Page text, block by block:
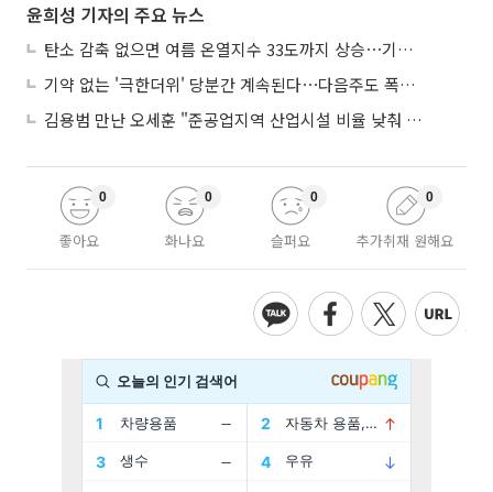
윤희성 기자의 주요 뉴스
탄소 감축 없으면 여름 온열지수 33도까지 상승⋯기상청, 2100년 미래전망
기약 없는 '극한더위' 당분간 계속된다⋯다음주도 폭염·열대야 지속
김용범 만난 오세훈 "준공업지역 산업시설 비율 낮춰 공급 늘려야"
좋아요
0
화나요
0
슬퍼요
0
추가취재 원해요
0